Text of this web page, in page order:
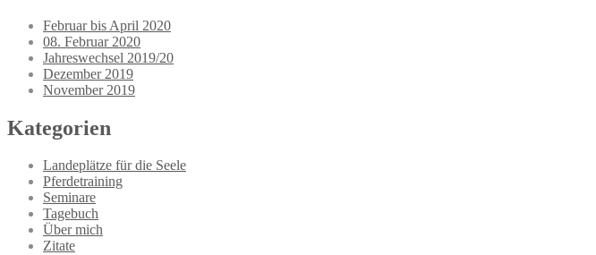
Februar bis April 2020
08. Februar 2020
Jahreswechsel 2019/20
Dezember 2019
November 2019
Kategorien
Landeplätze für die Seele
Pferdetraining
Seminare
Tagebuch
Über mich
Zitate